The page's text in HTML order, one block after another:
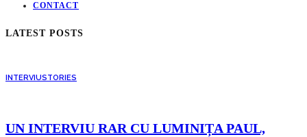
CONTACT
LATEST POSTS
INTERVIUSTORIES
UN INTERVIU RAR CU LUMINIȚA PAUL,